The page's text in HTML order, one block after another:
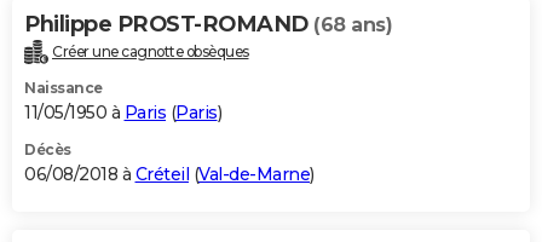
Philippe PROST-ROMAND (68 ans)
Créer une cagnotte obsèques
Naissance
11/05/1950 à Paris (Paris)
Décès
06/08/2018 à Créteil (Val-de-Marne)